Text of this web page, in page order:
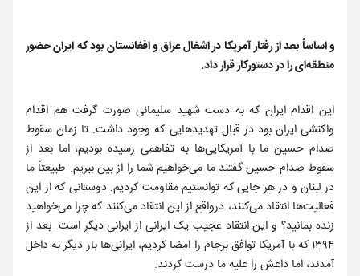
و اساساً بعد از رفتار آمریکا در اشغال عراق و افغانستان بود که ایران حضور
منطقه‌ای را در دستورکار قرار داد.
این اقدام ایران که به دست شهید سلیمانی صورت گرفت هم اقدام
واکنشی ایران بود در قبال تهدیدهایی که وجود داشت. تا زمان سقوط
صدام حسین ما با آمریکایی‌ها به تفاهمی رسیده بودیم، اما بعد از
سقوط صدام حسین گفتند ما می‌خواهیم شما را از بین ببریم. طبیعتاً ما
در لبنان و در هر جایی که توانستیم مقاومت کردیم. دوستانی که از این
فعالیت‌ها انتقاد می‌کنند، درواقع از این انتقاد می‌کنند که چرا می‌خواهید
زنده بمانید؟ و این انتقاد عجیب یک ایرانی از ایرانی دیگر است. بعد از
۱۳۹۴ که با آمریکا توافق برجام را امضا کردیم، ایرانی‌ها بار دیگر به داخل
آمدند، اما داعش را علیه ما درست کردند.